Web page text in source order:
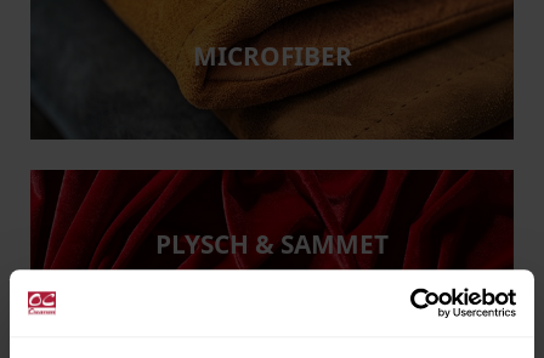
MICROFIBER
PLYSCH & SAMMET